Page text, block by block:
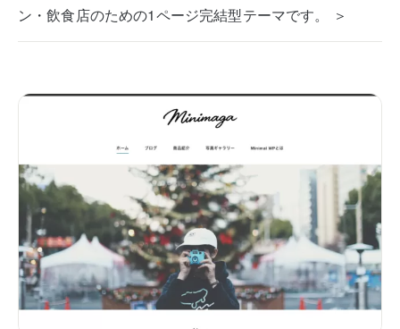
ン・飲食店のための1ページ完結型テーマです。 ＞